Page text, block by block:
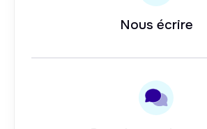
Nous écrire